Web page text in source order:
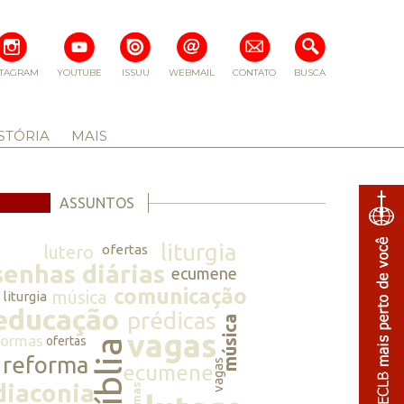
BUSCA
CONTATO
WEBMAIL
ISSUU
YOUTUBE
MAIS
ASSUNTOS
lutero ofertas liturgia
diárias ecumene
liturgia música comunicação
prédicasmúsica
ofertasbíbliavagas
reforma ecumenevagas